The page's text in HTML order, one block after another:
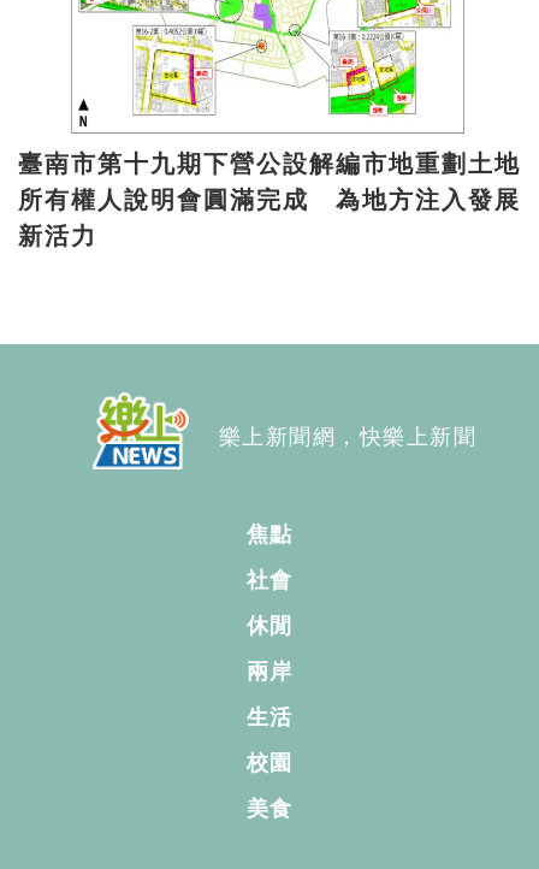
臺南市第十九期下營公設解編市地重劃土地
所有權人說明會圓滿完成 為地方注入發展
新活力
樂上新聞網，快樂上新聞
焦點
社會
休閒
兩岸
生活
校園
美食